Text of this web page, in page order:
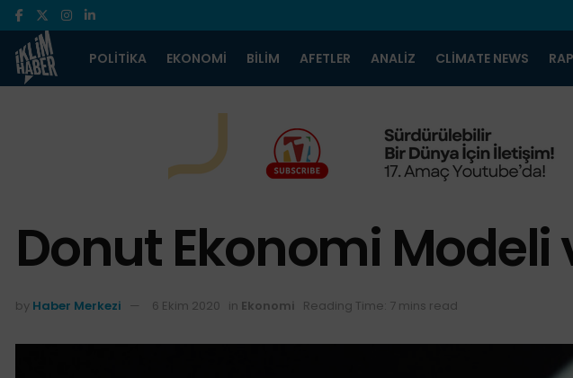
POLITIKA EKONOMI BILIM AFETLER ANALIZ CLIMATE NEWS
Donut Ekonomi
by Haber Merkezi 6 Ekim 2020 in Ekonomi Reading Time: 7 mins read